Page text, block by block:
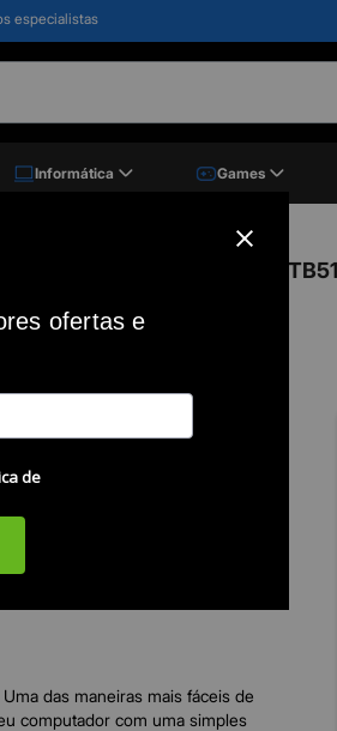
especialistas
Informática Games
Toshiba Canvio Basics,
das maneiras mais fáceis de
computador com uma simples
ofertas e
de